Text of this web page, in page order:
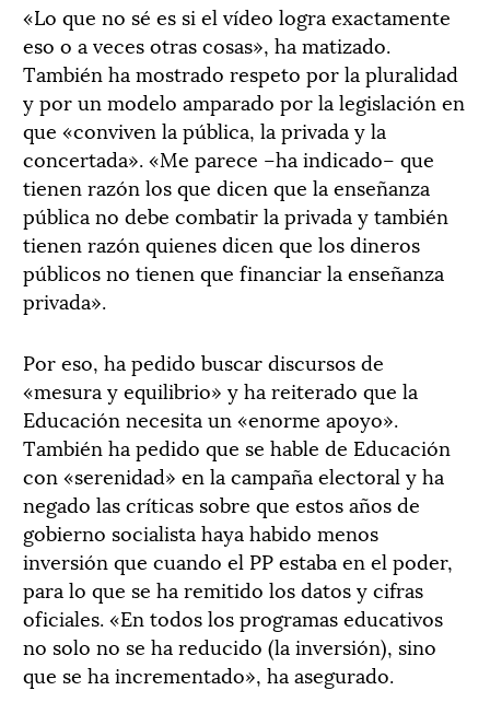
«Lo que no sé es si el vídeo logra exactamente
eso o a veces otras cosas», ha matizado.
También ha mostrado respeto por la pluralidad
y por un modelo amparado por la legislación en
que «conviven la pública, la privada y la
concertada». «Me parece –ha indicado– que
tienen razón los que dicen que la enseñanza
pública no debe combatir la privada y también
tienen razón quienes dicen que los dineros
públicos no tienen que financiar la enseñanza
privada».
Por eso, ha pedido buscar discursos de
«mesura y equilibrio» y ha reiterado que la
Educación necesita un «enorme apoyo».
También ha pedido que se hable de Educación
con «serenidad» en la campaña electoral y ha
negado las críticas sobre que estos años de
gobierno socialista haya habido menos
inversión que cuando el PP estaba en el poder,
para lo que se ha remitido los datos y cifras
oficiales. «En todos los programas educativos
no solo no se ha reducido (la inversión), sino
que se ha incrementado», ha asegurado.